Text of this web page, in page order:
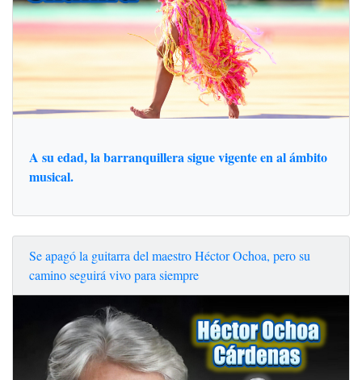
A su edad, la barranquillera sigue vigente en al ámbito
musical.
Se apagó la guitarra del maestro Héctor Ochoa, pero su
camino seguirá vivo para siempre